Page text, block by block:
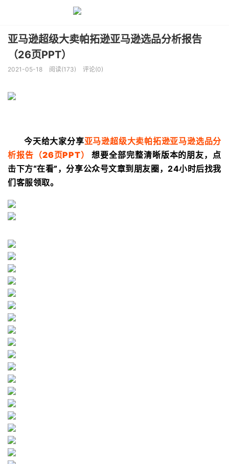
亚马逊超级大卖帕拓逊亚马逊选品分析报告
（26页PPT）
2021-05-18 阅读(173) 评论(0)
今天给大家分享亚马逊超级大卖帕拓逊亚马逊选品分
析报告（26页PPT）
想要全部完整清晰版本的朋友， 点
击下方“在看”，分享公众号文章到朋友圈，24小时后找我
们客服领取。